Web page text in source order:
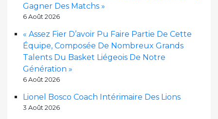
Gagner Des Matchs »
6 Août 2026
« Assez Fier D’avoir Pu Faire Partie De Cette
Équipe, Composée De Nombreux Grands
Talents Du Basket Liégeois De Notre
Génération »
6 Août 2026
Lionel Bosco Coach Intérimaire Des Lions
3 Août 2026